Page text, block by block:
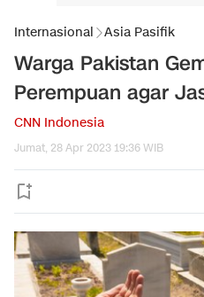
Internasional Asia Pasifik
Warga Pakistan
Perempuan agar
CNN Indonesia
Jumat, 28 Apr 2023 19:36 WIB